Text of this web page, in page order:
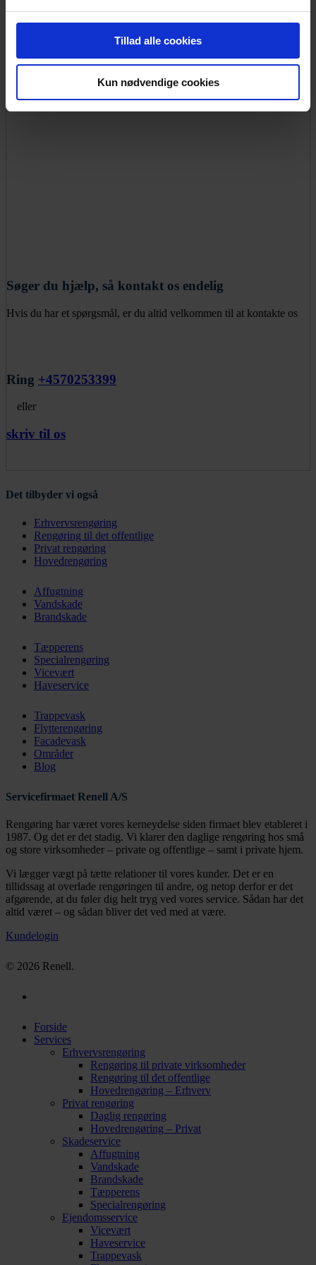
Tillad alle cookies
Kun nødvendige cookies
Søger du hjælp, så kontakt os endelig
Hvis du har et spørgsmål, er du altid velkommen til at kontakte os
Ring +4570253399
eller
skriv til os
Det tilbyder vi også
Erhvervsrengøring
Rengøring til det offentlige
Privat rengøring
Hovedrengøring
Affugtning
Vandskade
Brandskade
Tæpperens
Specialrengøring
Vicevært
Haveservice
Trappevask
Flytterengøring
Facadevask
Områder
Blog
Servicefirmaet Renell A/S
Rengøring har været vores kerneydelse siden firmaet blev etableret i
1987. Og det er det stadig. Vi klarer den daglige rengøring hos små
og store virksomheder – private og offentlige – samt i private hjem.
Vi lægger vægt på tætte relationer til vores kunder. Det er en
tillidssag at overlade rengøringen til andre, og netop derfor er det
afgørende, at du føler dig helt tryg ved vores service. Sådan har det
altid været – og sådan bliver det ved med at være.
Kundelogin
© 2026 Renell.
Forside
Services
Erhvervsrengøring
Rengøring til private virksomheder
Rengøring til det offentlige
Hovedrengøring – Erhverv
Privat rengøring
Daglig rengøring
Hovedrengøring – Privat
Skadeservice
Affugtning
Vandskade
Brandskade
Tæpperens
Specialrengøring
Ejendomsservice
Vicevært
Haveservice
Trappevask